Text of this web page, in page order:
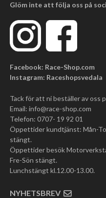
Glöm inte att följa oss på
Facebook: Race-Shop.com
Instagram: Raceshopsvedala
Tack för att ni beställer av oss
Email: info@race-shop.com
Telefon: 0707- 19 92 01
Öppettider kundtjänst: Mån-
stängt.
Öppettider besök
Fre-Sön stängt.
Lunchstängt kl.12.00-13.00.
NYHETSBREV